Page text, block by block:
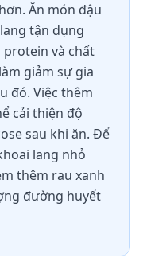
Ăn món đậu
tận dụng
và chất
giảm sự gia
đó. Việc thêm
cải thiện độ
sau khi ăn. Để
lang nhỏ
thêm rau xanh
đường huyết